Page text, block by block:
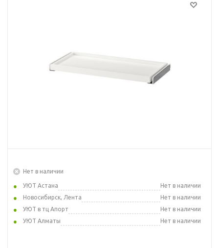
Нет в наличии
УЮТ Астана
Нет в наличии
Новосибирск, Лента
Нет в наличии
УЮТ в тц Апорт
Нет в наличии
УЮТ Алматы
Нет в наличии